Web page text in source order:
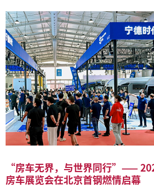
“房车无界，与世界同行”——
房车展览会在北京首钢燃情启幕